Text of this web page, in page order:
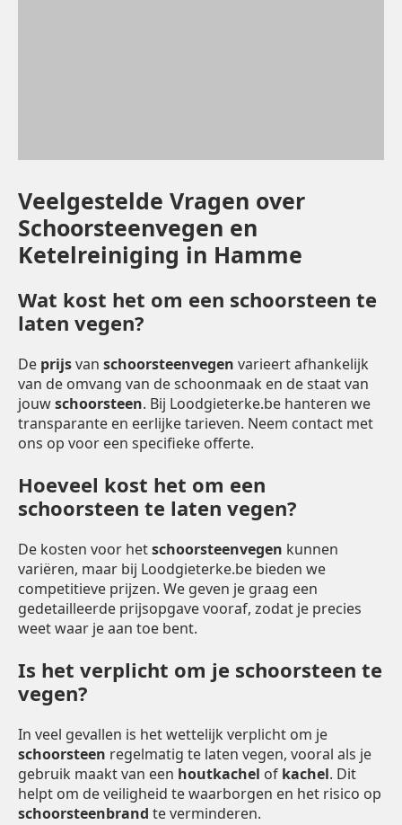
Veelgestelde Vragen over
Schoorsteenvegen en
Ketelreiniging in Hamme
Wat kost het om een schoorsteen te
laten vegen?
De prijsvan schoorsteenvegen varieert afhankelijk
van de omvang van de schoonmaak en de staat van
jouwschoorsteen. Bij Loodgieterke.be hanteren we
transparante en eerlijke tarieven. Neem contact met
ons op voor een specifieke offerte.
Hoeveel kost het om een
schoorsteen te laten vegen?
De kosten voor hetschoorsteenvegen kunnen
variëren, maar bij Loodgieterke.be bieden we
competitieve prijzen. We geven je graag een
gedetailleerde prijsopgave vooraf, zodat je precies
weet waar je aan toe bent.
Is het verplicht om je schoorsteen te
vegen?
In veel gevallen is het wettelijk verplicht om je
schoorsteen regelmatig te laten vegen, vooral als je
gebruik maakt van een houtkachel of kachel. Dit
helpt om de veiligheid te waarborgen en het risico op
schoorsteenbrand te verminderen.